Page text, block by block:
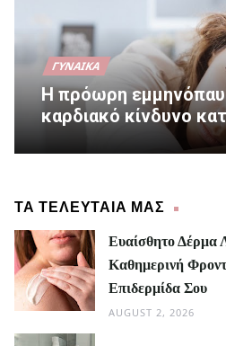
ΓΥΝΑΊΚΑ
Η πρόωρη
καρδιακό κίνδυνο
ΤΑ ΤΕΛΕΥΤΑΙΑ ΜΑΣ
Ευαίσθητο Δέρμα
Καθημερινή
Επιδερμίδα Σου
AUGUST 2, 2026